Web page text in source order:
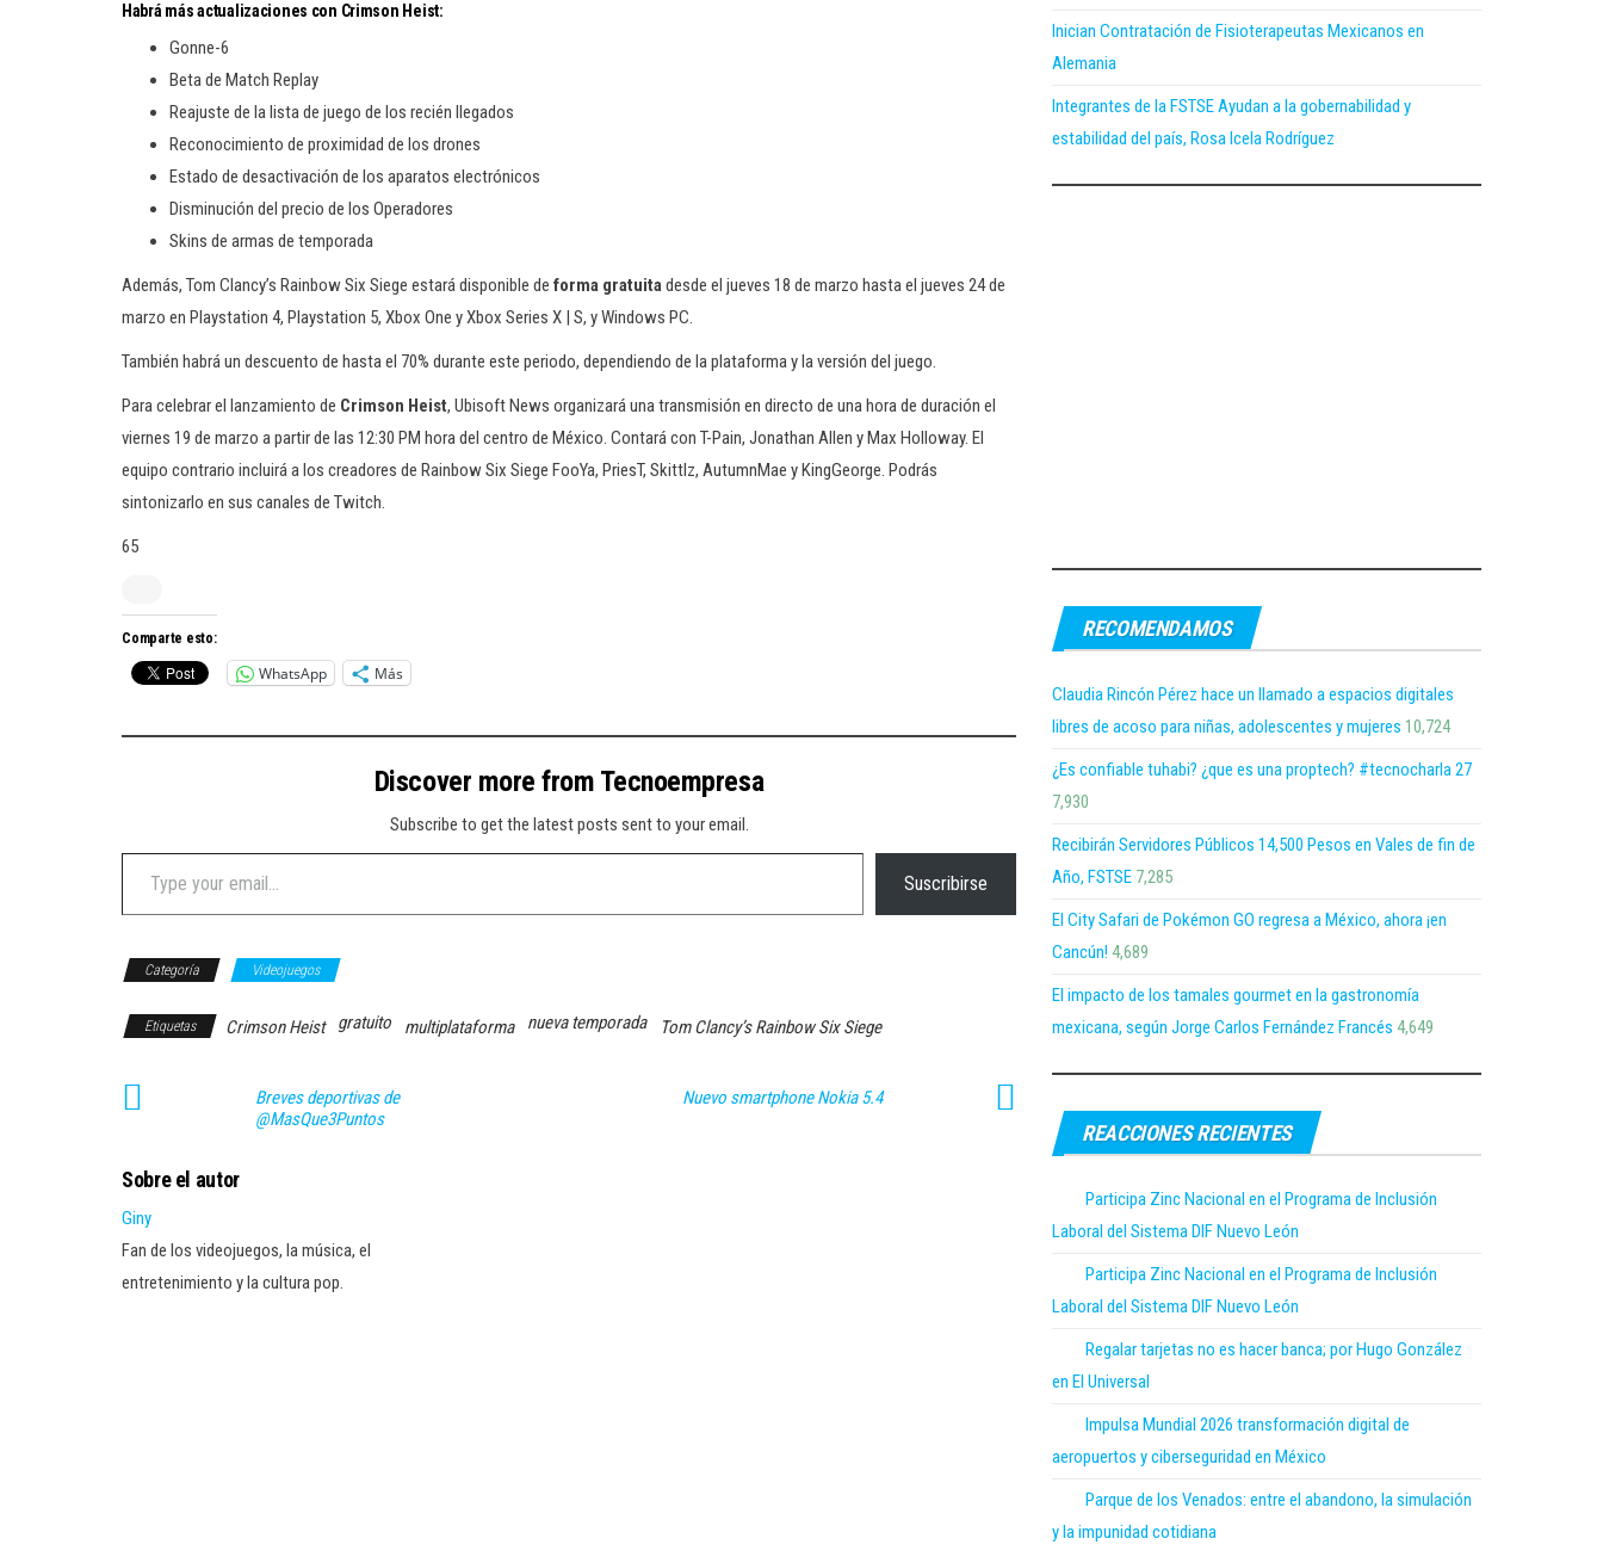
Habrá más actualizaciones con Crimson Heist:
Gonne-6
Beta de Match Replay
Reajuste de la lista de juego de los recién llegados
Reconocimiento de proximidad de los drones
Estado de desactivación de los aparatos electrónicos
Disminución del precio de los Operadores
Skins de armas de temporada
Además, Tom Clancy’s Rainbow Six Siege estará disponible de forma gratuitadesde el jueves 18 de marzo hasta el jueves 24 de
marzo en Playstation 4, Playstation 5, Xbox One y Xbox Series X | S, y Windows PC.
También habrá un descuento de hasta el 70% durante este periodo, dependiendo de la plataforma y la versión del juego.
Para celebrar el lanzamiento de Crimson Heist, Ubisoft News organizará una transmisión en directo de una hora de duración el
viernes 19 de marzo a partir de las 12:30 PM hora del centro de México. Contará con T-Pain, Jonathan Allen y Max Holloway. El
equipo contrario incluirá a los creadores de Rainbow Six Siege FooYa, PriesT, Skittlz, AutumnMae y KingGeorge. Podrás
sintonizarlo en sus canales de Twitch.
65
Comparte esto:
WhatsApp Más
Discover more from Tecnoempresa
Subscribe to get the latest posts sent to your email.
Type your email…
Suscribirse
Categoría Videojuegos
Etiquetas Crimson Heist gratuito multiplataforma nueva temporada Tom Clancy’s Rainbow Six Siege
Breves deportivas de
@MasQue3Puntos
Nuevo smartphone Nokia 5.4
Sobre el autor
Giny
Fan de los videojuegos, la música, el
entretenimiento y la cultura pop.
Inician Contratación de Fisioterapeutas Mexicanos en
Alemania
Integrantes de la FSTSE Ayudan a la gobernabilidad y
estabilidad del país, Rosa Icela Rodríguez
RECOMENDAMOS
Claudia Rincón Pérez hace un llamado a espacios digitales
libres de acoso para niñas, adolescentes y mujeres 10,724
¿Es confiable tuhabi? ¿que es una proptech? #tecnocharla 27
7,930
Recibirán Servidores Públicos 14,500 Pesos en Vales de fin de
Año, FSTSE 7,285
El City Safari de Pokémon GO regresa a México, ahora ¡en
Cancún! 4,689
El impacto de los tamales gourmet en la gastronomía
mexicana, según Jorge Carlos Fernández Francés 4,649
REACCIONES RECIENTES
Participa Zinc Nacional en el Programa de Inclusión
Laboral del Sistema DIF Nuevo León
Participa Zinc Nacional en el Programa de Inclusión
Laboral del Sistema DIF Nuevo León
Regalar tarjetas no es hacer banca; por Hugo González
en El Universal
Impulsa Mundial 2026 transformación digital de
aeropuertos y ciberseguridad en México
Parque de los Venados: entre el abandono, la simulación
y la impunidad cotidiana